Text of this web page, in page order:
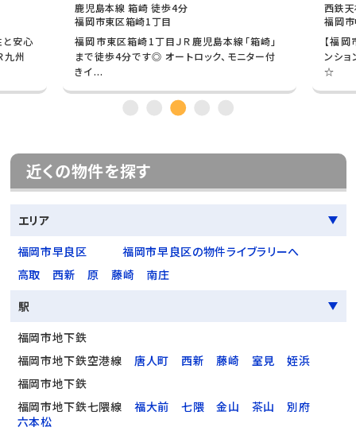
と安心
九州
鹿児島本線 箱崎 徒歩4分
福岡市東区箱崎1丁目
福岡市東区箱崎1丁目ＪＲ鹿児島本線「箱崎」
まで徒歩4分です◎ オートロック、モニター付
きイ...
西鉄
福岡
【福
ンシ
☆
近くの物件を探す
エリア
福岡市早良区
福岡市早良区の物件ライブラリーへ
高取
西新 原 藤崎
南庄
駅
福岡市地下鉄
福岡市地下鉄空港線
唐人町 西新 藤崎 室見
姪浜
福岡市地下鉄
福岡市地下鉄七隈線
福大前 七隈 金山 茶山
別府
六本松